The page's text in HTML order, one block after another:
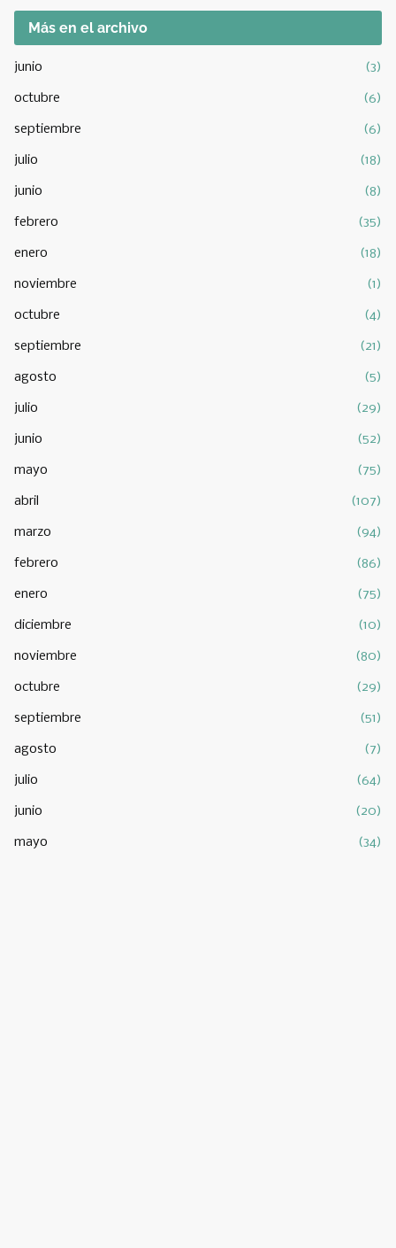
Más en el archivo
junio (3)
octubre (6)
septiembre (6)
julio (18)
junio (8)
febrero (35)
enero (18)
noviembre (1)
octubre (4)
septiembre (21)
agosto (5)
julio (29)
junio (52)
mayo (75)
abril (107)
marzo (94)
febrero (86)
enero (75)
diciembre (10)
noviembre (80)
octubre (29)
septiembre (51)
agosto (7)
julio (64)
junio (20)
mayo (34)